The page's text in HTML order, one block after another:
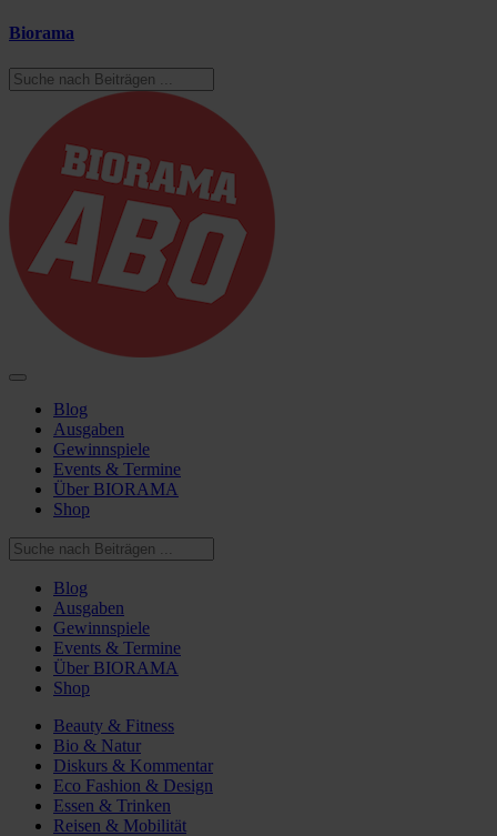
Biorama
Blog
Ausgaben
Gewinnspiele
Events & Termine
Über BIORAMA
Shop
Blog
Ausgaben
Gewinnspiele
Events & Termine
Über BIORAMA
Shop
Beauty & Fitness
Bio & Natur
Diskurs & Kommentar
Eco Fashion & Design
Essen & Trinken
Reisen & Mobilität